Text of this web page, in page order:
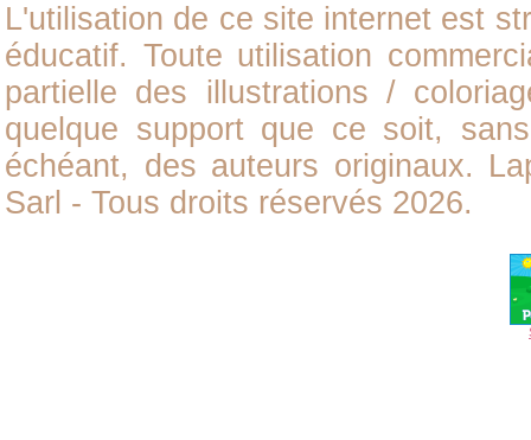
L'utilisation de ce site internet est
éducatif. Toute utilisation
partielle des illustrations /
quelque support que ce soit,
échéant, des auteurs originaux.
Sarl - Tous droits réservés 2026.